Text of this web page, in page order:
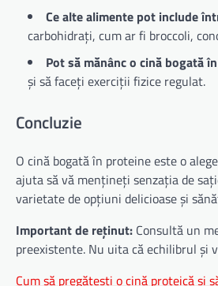
Ce alte alimente pot include
carbohidrați, cum ar fi broccoli,
Pot să mănânc o cină bogată
și să faceți exerciții fizice regulat.
Concluzie
O cină bogată în proteine este o
ajuta să vă mențineți senzația de
varietate de opțiuni delicioase și
Important de reținut: Consultă un
preexistente. Nu uita că echilibrul și
Cum să pregătești o cină proteică și